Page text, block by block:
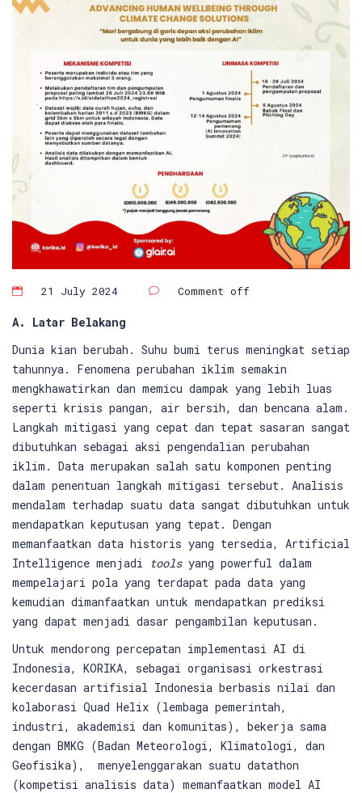
21 July 2024 Comment off
A. Latar Belakang
Dunia kian berubah. Suhu bumi terus meningkat setiap
tahunnya. Fenomena perubahan iklim semakin
mengkhawatirkan dan memicu dampak yang lebih luas
seperti krisis pangan, air bersih, dan bencana alam.
Langkah mitigasi yang cepat dan tepat sasaran sangat
dibutuhkan sebagai aksi pengendalian perubahan
iklim. Data merupakan salah satu komponen penting
dalam penentuan langkah mitigasi tersebut. Analisis
mendalam terhadap suatu data sangat dibutuhkan untuk
mendapatkan keputusan yang tepat. Dengan
memanfaatkan data historis yang tersedia, Artificial
Intelligence menjadi tools yang powerful dalam
mempelajari pola yang terdapat pada data yang
kemudian dimanfaatkan untuk mendapatkan prediksi
yang dapat menjadi dasar pengambilan keputusan.
Untuk mendorong percepatan implementasi AI di
Indonesia, KORIKA, sebagai organisasi orkestrasi
kecerdasan artifisial Indonesia berbasis nilai dan
kolaborasi Quad Helix (lembaga pemerintah,
industri, akademisi dan komunitas), bekerja sama
dengan BMKG (Badan Meteorologi, Klimatologi, dan
Geofisika), menyelenggarakan suatu datathon
(kompetisi analisis data) memanfaatkan model AI